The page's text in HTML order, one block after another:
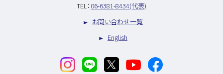
TEL： 06-6381-8434(代表)
お問い合わせ一覧
English